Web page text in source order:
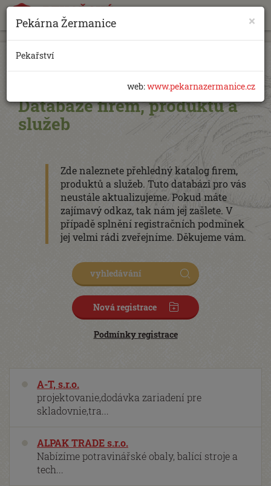
https://www.traditionrolex.com/18
Databáze firem, produktů a
služeb
Zde naleznete přehledný katalog firem,
produktů a služeb. Tuto databázi pro vás
neustále aktualizujeme. Pokud máte
zajímavý odkaz, tak nám jej zašlete. V
případě splnění registračních podmínek
jej velmi rádi zveřejníme. Děkujeme vám.
Nová registrace
Podmínky registrace
A-T, s.r.o.
projektovanie,dodávka zariadení pre
skladovnie,tra...
ALPAK TRADE s.r.o.
Nabízíme potravinářské obaly, balící stroje a
tech...
×
Pekárna Žermanice
Pekařství
web:www.pekarnazermanice.cz